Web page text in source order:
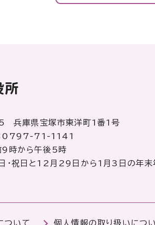
所
庫県宝塚市東洋町1番1号
：0797-71-1141
9時から午後5時
日・祝日と12月29日から1月3日の年末
ついて 個人情報の取り扱いにつ